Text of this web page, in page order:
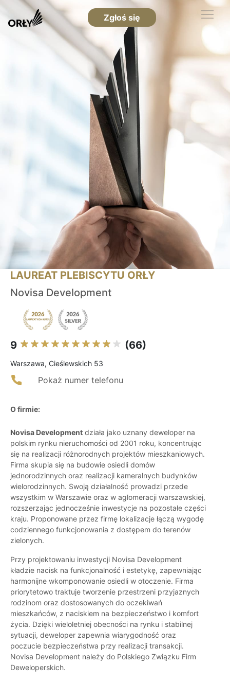
Zgłoś się
LAUREAT PLEBISCYTU ORŁY
Novisa Development
9 (66)
Warszawa, Cieślewskich 53
Pokaż numer telefonu
O firmie:
Novisa Development działa jako uznany deweloper na
polskim rynku nieruchomości od 2001 roku, koncentrując
się na realizacji różnorodnych projektów mieszkaniowych.
Firma skupia się na budowie osiedli domów
jednorodzinnych oraz realizacji kameralnych budynków
wielorodzinnych. Swoją działalność prowadzi przede
wszystkim w Warszawie oraz w aglomeracji warszawskiej,
rozszerzając jednocześnie inwestycje na pozostałe części
kraju. Proponowane przez firmę lokalizacje łączą wygodę
codziennego funkcjonowania z dostępem do terenów
zielonych.
Przy projektowaniu inwestycji Novisa Development
kładzie nacisk na funkcjonalność i estetykę, zapewniając
harmonijne wkomponowanie osiedli w otoczenie. Firma
priorytetowo traktuje tworzenie przestrzeni przyjaznych
rodzinom oraz dostosowanych do oczekiwań
mieszkańców, z naciskiem na bezpieczeństwo i komfort
życia. Dzięki wieloletniej obecności na rynku i stabilnej
sytuacji, deweloper zapewnia wiarygodność oraz
poczucie bezpieczeństwa przy realizacji transakcji.
Novisa Development należy do Polskiego Związku Firm
Deweloperskich.